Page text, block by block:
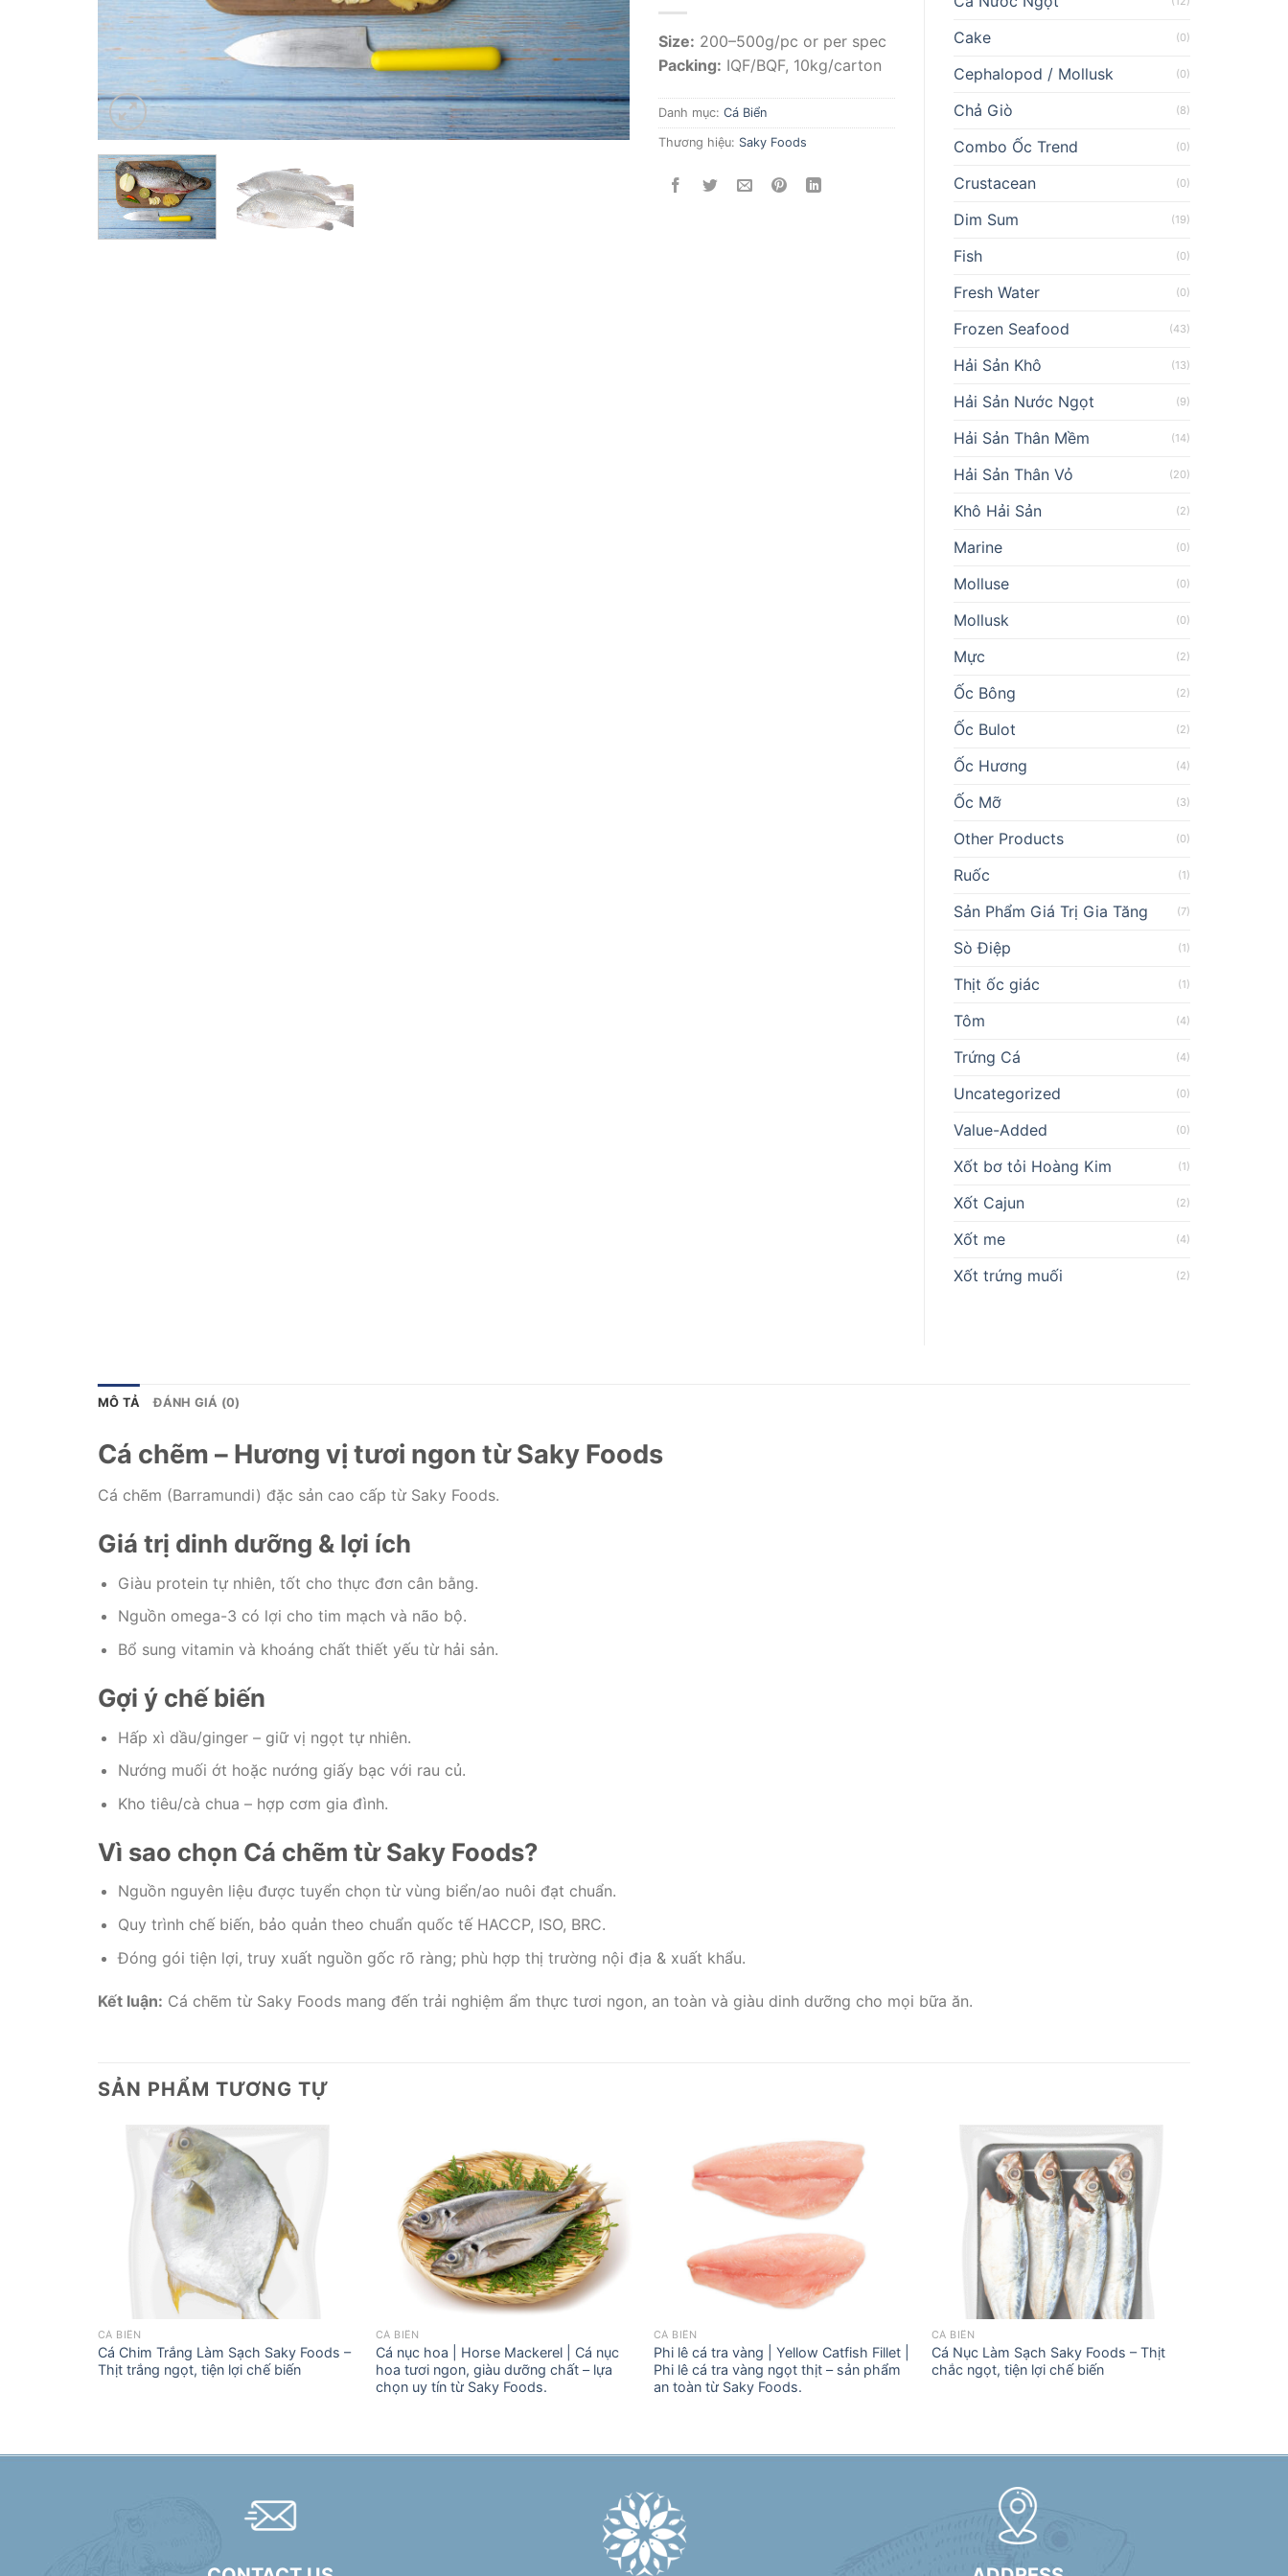
Size: 200–500g/pc or per spec
Packing: IQF/BQF, 10kg/carton
Danh mục: Cá Biển
Thương hiệu: Saky Foods
Cake (0)
Cephalopod / Mollusk (0)
Chả Giò (8)
Combo Ốc Trend (0)
Crustacean (0)
Dim Sum (19)
Fish (0)
Fresh Water (0)
Frozen Seafood (43)
Hải Sản Khô (13)
Hải Sản Nước Ngọt (9)
Hải Sản Thân Mềm (14)
Hải Sản Thân Vỏ (20)
Khô Hải Sản (2)
Marine (0)
Molluse (0)
Mollusk (0)
Mực (2)
Ốc Bông (2)
Ốc Bulot (2)
Ốc Hương (4)
Ốc Mỡ (3)
Other Products (0)
Ruốc (1)
Sản Phẩm Giá Trị Gia Tăng (7)
Sò Điệp (1)
Thịt ốc giác (1)
Tôm (4)
Trứng Cá (4)
Uncategorized (0)
Value-Added (0)
Xốt bơ tỏi Hoàng Kim (1)
Xốt Cajun (2)
Xốt me (4)
Xốt trứng muối (2)
MÔ TẢ ĐÁNH GIÁ (0)
Cá chẽm – Hương vị tươi ngon từ Saky Foods
Cá chẽm (Barramundi) đặc sản cao cấp từ Saky Foods.
Giá trị dinh dưỡng & lợi ích
Giàu protein tự nhiên, tốt cho thực đơn cân bằng.
Nguồn omega-3 có lợi cho tim mạch và não bộ.
Bổ sung vitamin và khoáng chất thiết yếu từ hải sản.
Gợi ý chế biến
Hấp xì dầu/ginger – giữ vị ngọt tự nhiên.
Nướng muối ớt hoặc nướng giấy bạc với rau củ.
Kho tiêu/cà chua – hợp cơm gia đình.
Vì sao chọn Cá chẽm từ Saky Foods?
Nguồn nguyên liệu được tuyển chọn từ vùng biển/ao nuôi đạt chuẩn.
Quy trình chế biến, bảo quản theo chuẩn quốc tế HACCP, ISO, BRC.
Đóng gói tiện lợi, truy xuất nguồn gốc rõ ràng; phù hợp thị trường nội địa & xuất khẩu.
Kết luận: Cá chẽm từ Saky Foods mang đến trải nghiệm ẩm thực tươi ngon, an toàn và giàu dinh dưỡng cho mọi bữa ăn.
SẢN PHẨM TƯƠNG TỰ
CÁ BIỂN
Cá Chim Trắng Làm Sạch Saky Foods –
Thịt trắng ngọt, tiện lợi chế biến
CÁ BIỂN
Cá nục hoa | Horse Mackerel | Cá nục
hoa tươi ngon, giàu dưỡng chất – lựa
chọn uy tín từ Saky Foods.
CÁ BIỂN
Phi lê cá tra vàng | Yellow Catfish Fillet |
Phi lê cá tra vàng ngọt thịt – sản phẩm
an toàn từ Saky Foods.
CÁ BIỂN
Cá Nục Làm Sạch Saky Foods – Thịt
chắc ngọt, tiện lợi chế biến